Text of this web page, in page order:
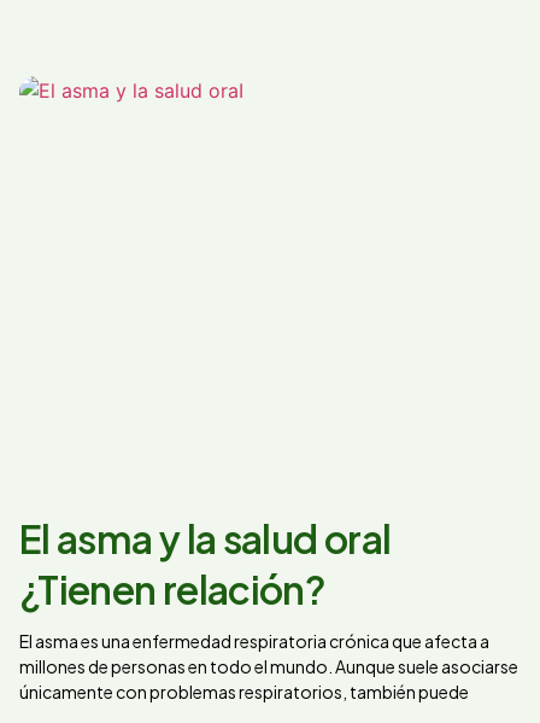
El asma y la salud oral
¿Tienen relación?
El asma es una enfermedad respiratoria crónica que afecta a
millones de personas en todo el mundo. Aunque suele asociarse
únicamente con problemas respiratorios, también puede